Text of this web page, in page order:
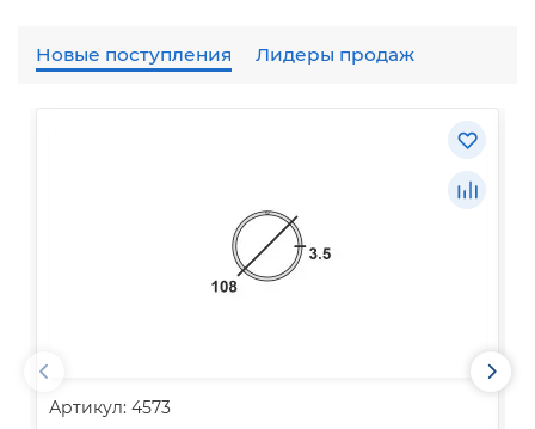
Новые поступления Лидеры продаж
Артикул: 4573